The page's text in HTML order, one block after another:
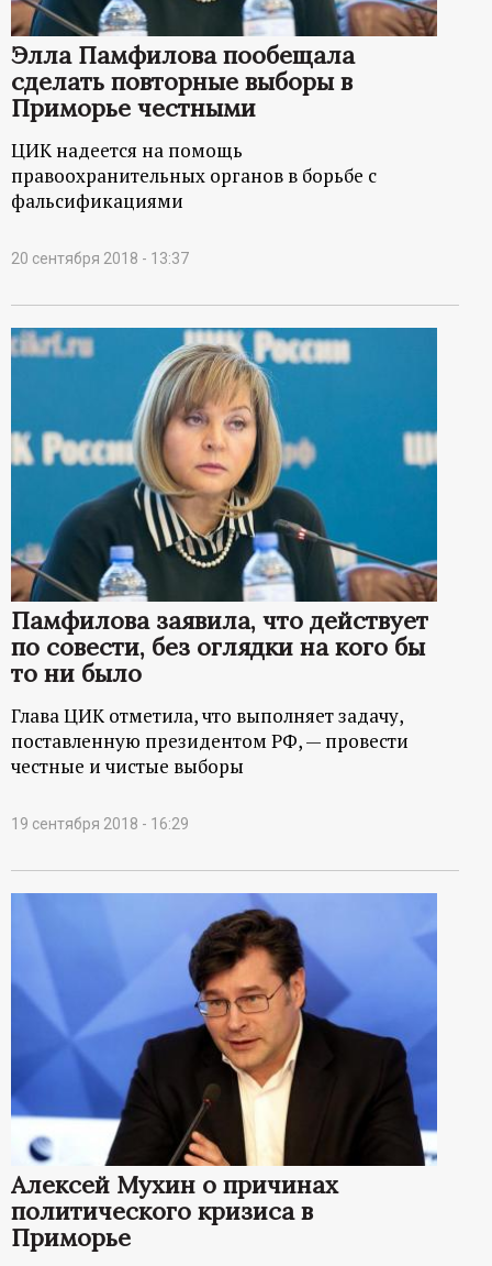
Элла Памфилова пообещала
сделать повторные выборы в
Приморье честными
ЦИК надеется на помощь
правоохранительных органов в борьбе с
фальсификациями
20 сентября 2018 - 13:37
Памфилова заявила, что действует
по совести, без оглядки на кого бы
то ни было
Глава ЦИК отметила, что выполняет задачу,
поставленную президентом РФ, — провести
честные и чистые выборы
19 сентября 2018 - 16:29
Алексей Мухин о причинах
политического кризиса в
Приморье